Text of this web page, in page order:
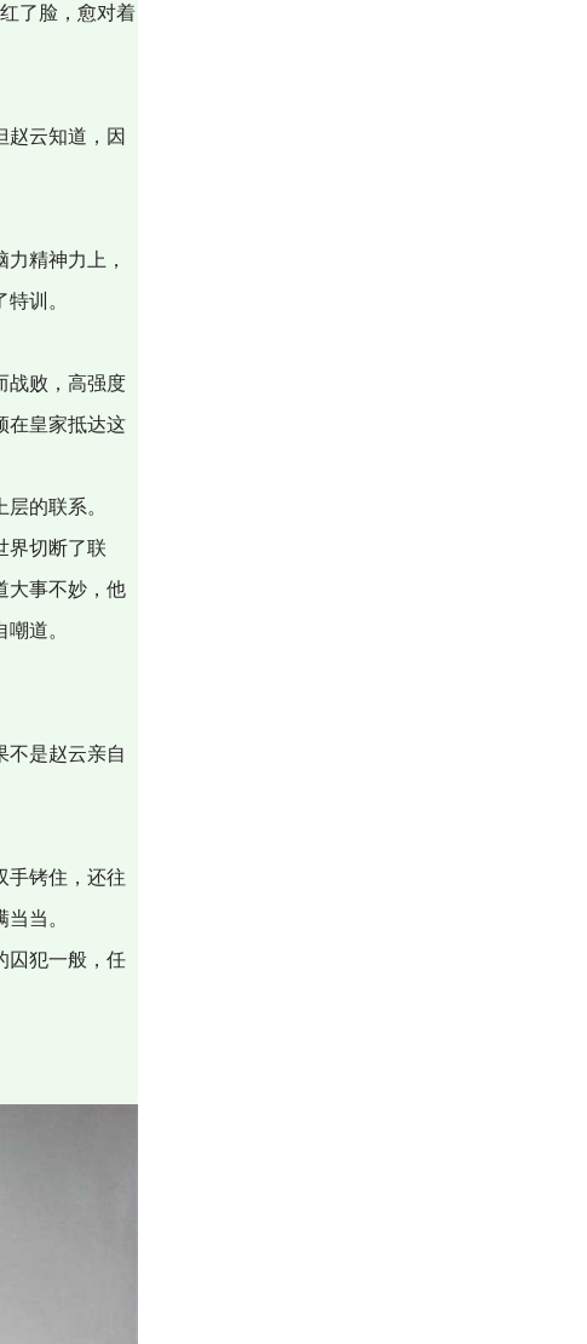
了脸，愈对着
赵云知道，因
精神力上，
训。
战败，高强度
在皇家抵达这
的联系。
界切断了联
大事不妙，他
道。
不是赵云亲自
手铐住，还往
当。
囚犯一般，任